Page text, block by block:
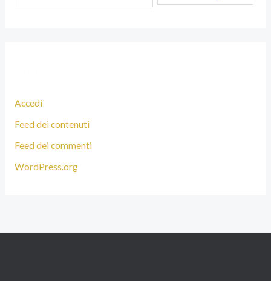
Accedi
Feed dei contenuti
Feed dei commenti
WordPress.org